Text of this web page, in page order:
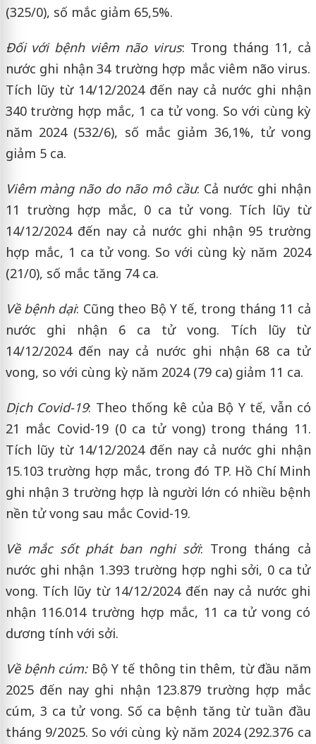
(325/0), số mắc giảm 65,5%.
Đối với bệnh viêm não virus: Trong tháng 11, cả
nước ghi nhận 34 trường hợp mắc viêm não virus.
Tích lũy từ 14/12/2024 đến nay cả nước ghi nhận
340 trường hợp mắc, 1 ca tử vong. So với cùng kỳ
năm 2024 (532/6), số mắc giảm 36,1%, tử vong
giảm 5 ca.
Viêm màng não do não mô cầu: Cả nước ghi nhận
11 trường hợp mắc, 0 ca tử vong. Tích lũy từ
14/12/2024 đến nay cả nước ghi nhận 95 trường
hợp mắc, 1 ca tử vong. So với cùng kỳ năm 2024
(21/0), số mắc tăng 74 ca.
Về bệnh dại: Cũng theo Bộ Y tế, trong tháng 11 cả
nước ghi nhận 6 ca tử vong. Tích lũy từ
14/12/2024 đến nay cả nước ghi nhận 68 ca tử
vong, so với cùng kỳ năm 2024 (79 ca) giảm 11 ca.
Dịch Covid-19: Theo thống kê của Bộ Y tế, vẫn có
21 mắc Covid-19 (0 ca tử vong) trong tháng 11.
Tích lũy từ 14/12/2024 đến nay cả nước ghi nhận
15.103 trường hợp mắc, trong đó TP. Hồ Chí Minh
ghi nhận 3 trường hợp là người lớn có nhiều bệnh
nền tử vong sau mắc Covid-19.
Về mắc sốt phát ban nghi sởi: Trong tháng cả
nước ghi nhận 1.393 trường hợp nghi sởi, 0 ca tử
vong. Tích lũy từ 14/12/2024 đến nay cả nước ghi
nhận 116.014 trường hợp mắc, 11 ca tử vong có
dương tính với sởi.
Về bệnh cúm: Bộ Y tế thông tin thêm, từ đầu năm
2025 đến nay ghi nhận 123.879 trường hợp mắc
cúm, 3 ca tử vong. Số ca bệnh tăng từ tuần đầu
tháng 9/2025. So với cùng kỳ năm 2024 (292.376 ca